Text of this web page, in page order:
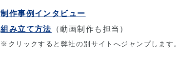
制作事例インタビュー
組み立て方法 （動画制作も担当）
※クリックすると弊社の別サイトへジャンプします。